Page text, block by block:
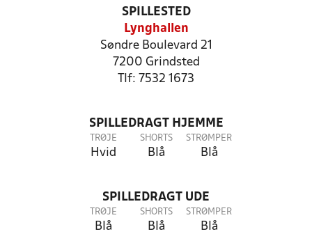
SPILLESTED
Lynghallen
Søndre Boulevard 21
7200 Grindsted
Tlf: 7532 1673
SPILLEDRAGT HJEMME
TRØJE
Hvid
SHORTS
Blå
STRØMPER
Blå
SPILLEDRAGT UDE
TRØJE
Blå
SHORTS
Blå
STRØMPER
Blå